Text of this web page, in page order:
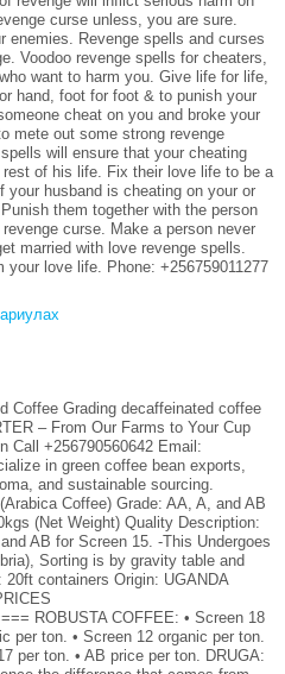
curse unless, you are sure.
enemies. Revenge spells and curses
Voodoo revenge spells for cheaters,
want to harm you. Give life for life,
hand, foot for foot & to punish your
cheat on you and broke your
mete out some strong revenge
will ensure that your cheating
of his life. Fix their love life to be a
husband is cheating on your or
them together with the person
curse. Make a person never
married with love revenge spells.
your love life. Phone: +256759011277
Coffee Grading decaffeinated coffee
– From Our Farms to Your Cup
Call +256790560642 Email:
in green coffee bean exports,
and sustainable sourcing.
Coffee) Grade: AA, A, and AB
(Net Weight) Quality Description:
AB for Screen 15. -This Undergoes
Sorting is by gravity table and
containers Origin: UGANDA
ROBUSTA COFFEE: •⁠ ⁠Screen 18
per ton. •⁠ ⁠Screen 12 organic per ton.
per ton. •⁠ ⁠AB price per ton. DRUGA: